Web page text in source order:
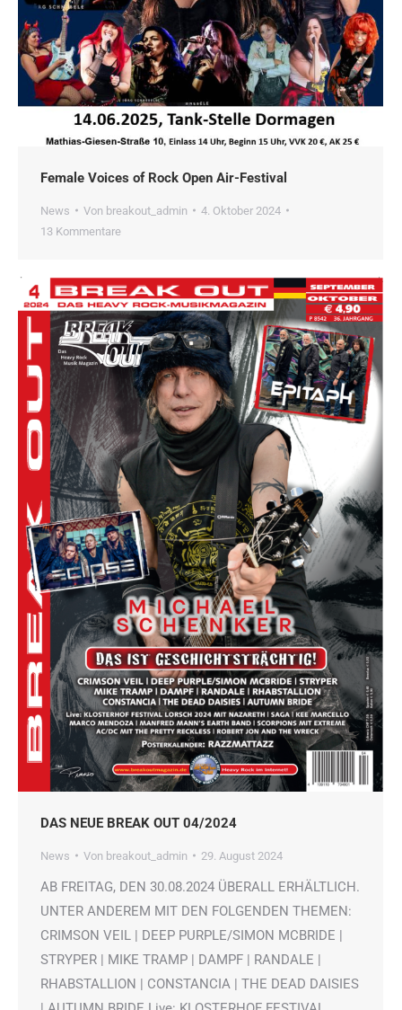
Female Voices of Rock Open Air-Festival
News Von breakout_admin
4. Oktober 2024
13 Kommentare
DAS NEUE BREAK OUT 04/2024
News Von breakout_admin 29. August 2024
AB FREITAG, DEN 30.08.2024 ÜBERALL ERHÄLTLICH.
UNTER ANDEREM MIT DEN FOLGENDEN THEMEN:
CRIMSON VEIL | DEEP PURPLE/SIMON MCBRIDE |
STRYPER | MIKE TRAMP | DAMPF | RANDALE |
RHABSTALLION | CONSTANCIA | THE DEAD DAISIES